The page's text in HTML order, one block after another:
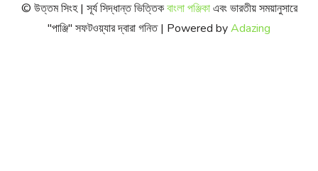
© উত্তম সিংহ | সূর্য সিদ্ধান্ত ভিত্তিকবাংলা পঞ্জিকাএবং ভারতীয় সময়ানুসারে
"পাঞ্জি" সফটওয়্যার দ্বারা গনিত | Powered byAdazing